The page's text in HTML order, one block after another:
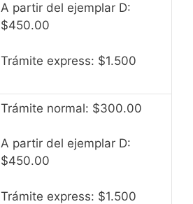
A partir del ejemplar D:
$450.00
Trámite express: $1.500
Trámite normal: $300.00
A partir del ejemplar D:
$450.00
Trámite express: $1.500